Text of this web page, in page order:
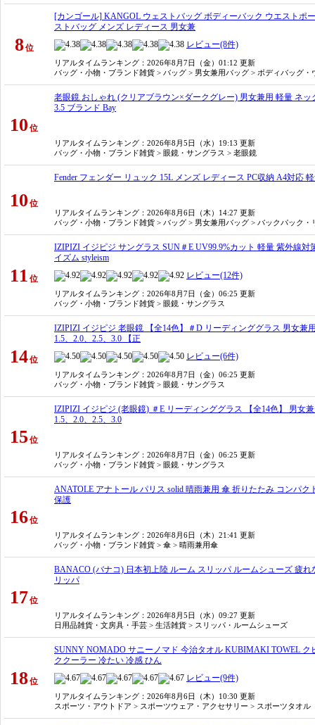
8位
[カンゴール] KANGOL ウェストバッグ ボディーバック ウエストポ
ストバッグ メンズ レディース 男女兼
レビュー(8件)
リアルタイムランキング ：2026年8月7日（金）01:12 更新
バッグ・小物・ブランド雑貨 > バッグ > 男女兼用バッグ > ボディバッグ・
10 位
老眼鏡 おしゃれ (クリアブラウン×ダークグレー) 男女兼用 軽量 ネ
3.5 ブランド Bay
リアルタイムランキング ：2026年8月5日（水）19:13 更新
バッグ・小物・ブランド雑貨 > 眼鏡・サングラス > 老眼鏡
10 位
Fender フェンダー リュック 15L メンズ レディース PC収納 A4対応
リアルタイムランキング ：2026年8月6日（木）14:27 更新
バッグ・小物・ブランド雑貨 > バッグ > 男女兼用バッグ > バックパック・
11 位
IZIPIZI イジピジ サングラス SUN＃E UV99.9%カット 軽量 紫外線
イズム styleism
レビュー(12件)
リアルタイムランキング ：2026年8月7日（金）06:25 更新
バッグ・小物・ブランド雑貨 > 眼鏡・サングラス
14位
IZIPIZI イジピジ 老眼鏡 【全14色】＃D リーディンググラス 男女兼
1.5、2.0、2.5、3.0 【正
レビュー(6件)
リアルタイムランキング ：2026年8月7日（金）06:25 更新
バッグ・小物・ブランド雑貨 > 眼鏡・サングラス
15 位
IZIPIZI イジピジ (老眼鏡) ＃E リーディンググラス 【全14色】 男女
1.5、2.0、2.5、3.0
リアルタイムランキング ：2026年8月7日（金）06:25 更新
バッグ・小物・ブランド雑貨 > 眼鏡・サングラス
16位
ANATOLE アナトール パリス solid 晴雨兼用 傘 折りたたみ コンパ
保護
リアルタイムランキング ：2026年8月6日（木）21:41 更新
バッグ・小物・ブランド雑貨 > 傘 > 晴雨兼用傘
17位
BANACO (バナコ) 日本初上陸 ルーム スリッパ ルームシューズ 疲
リッパ
リアルタイムランキング ：2026年8月5日（水）09:27 更新
日用品雑貨・文房具・手芸 > 生活雑貨 > スリッパ・ルームシューズ
18位
SUNNY NOMADO サニーノマド 今治タオル KUBIMAKI TOWEL
ククーラー 冷たい 冷感 ひん
レビュー(9件)
リアルタイムランキング ：2026年8月6日（木）10:30 更新
スポーツ・アウトドア > スポーツウェア・アクセサリー > スポーツタオル